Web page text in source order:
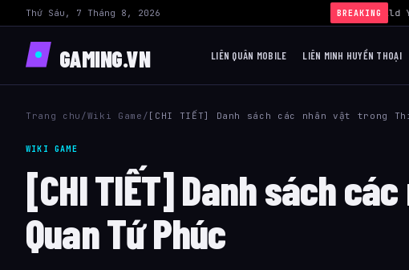
Thứ Sáu, 7 Tháng 8, 2026 BREAKING
› Build
GAMING.VN LIÊN QUÂN MOBILE LIÊN MINH HUYỀN THOẠI
Trang chu /Wiki Game / [CHI TIẾT] Danh sách các nhân vật trong
WIKI GAME
[CHI TIẾT] Danh sách
Quan Tứ Phúc